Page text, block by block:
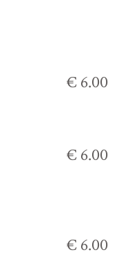
€ 6.00
€ 6.00
€ 6.00